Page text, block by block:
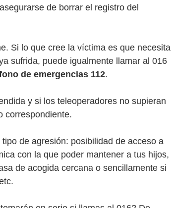
de borrar el registro del
Si lo que cree la víctima es que necesita
sufrida, puede igualmente llamar al 016
de emergencias 112.
y si los teleoperadores no supieran
correspondiente.
de agresión: posibilidad de acceso a
con la que poder mantener a tus hijos,
de acogida cercana o sencillamente si